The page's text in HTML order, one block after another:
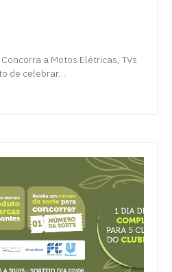
a Motos Elétricas, TVs
de celebrar…